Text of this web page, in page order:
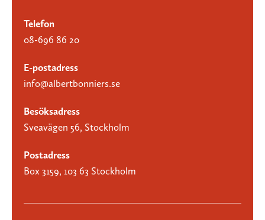
Telefon
08-696 86 20
E-postadress
info@albertbonniers.se
Besöksadress
Sveavägen 56, Stockholm
Postadress
Box 3159, 103 63 Stockholm